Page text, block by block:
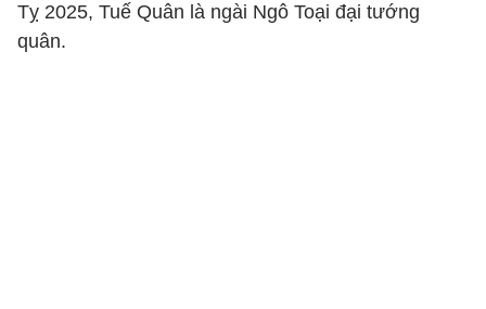
Tỵ 2025, Tuế Quân là ngài Ngô Toại đại tướng
quân.